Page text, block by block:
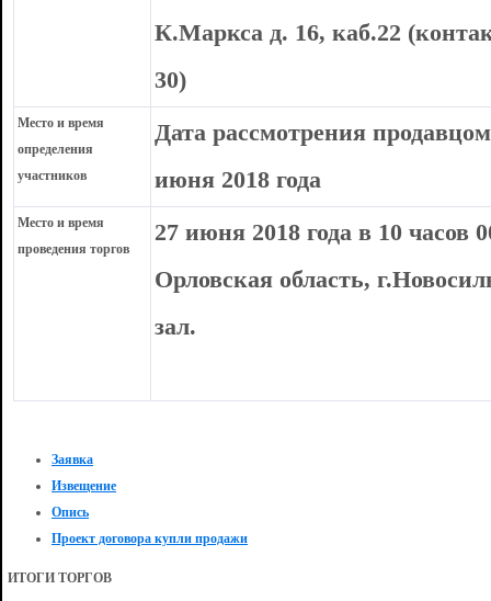
К.Маркса д. 16, каб.22
30)
Место и время
определения
участников
Дата рассмотрения
июня 2018 года
Место и время
проведения торгов
27 июня 2018 года в 10 часов
Орловская область,
зал.
Заявка
Извещение
Опись
Проект договора купли продажи
ИТОГИ ТОРГОВ